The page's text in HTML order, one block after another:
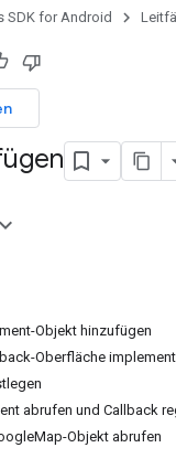
SDK for Android
Objekt hinzufügen
Oberfläche
abrufen und Callback
Objekt abrufen